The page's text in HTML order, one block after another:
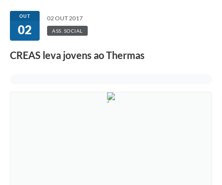
Balcão de Empregos
OUT
02
02 OUT 2017
ASS. SOCIAL
CREAS leva jovens ao Thermas